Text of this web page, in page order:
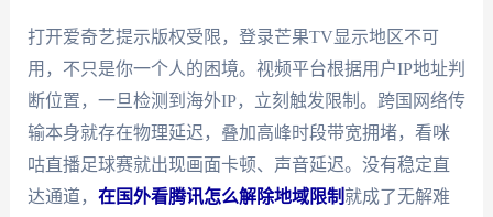
打开爱奇艺提示版权受限，登录芒果TV显示地区不可
用，不只是你一个人的困境。视频平台根据用户IP地址判
断位置，一旦检测到海外IP，立刻触发限制。跨国网络传
输本身就存在物理延迟，叠加高峰时段带宽拥堵，看咪
咕直播足球赛就出现画面卡顿、声音延迟。没有稳定直
达通道， 在国外看腾讯怎么解除地域限制 就成了无解难